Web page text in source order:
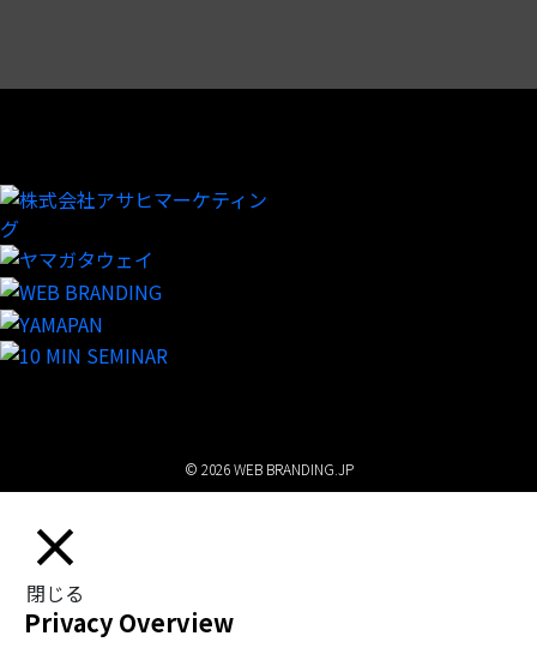
© 2026 WEB BRANDING.JP
閉じる
Privacy Overview